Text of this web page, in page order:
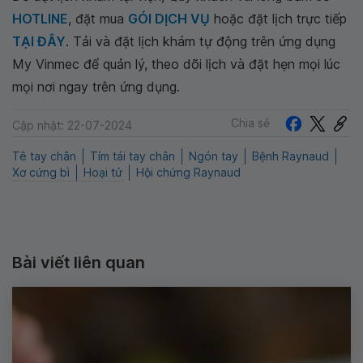
HOTLINE, đặt mua GÓI DỊCH VỤ hoặc đặt lịch trực tiếp
TẠI ĐÂY. Tải và đặt lịch khám tự động trên ứng dụng
My Vinmec để quản lý, theo dõi lịch và đặt hẹn mọi lúc
mọi nơi ngay trên ứng dụng.
Cập nhật: 22-07-2024 Chia sẻ
Tê tay chân Tím tái tay chân Ngón tay
Bệnh Raynaud
Xơ cứng bì
Hoại tử Hội chứng Raynaud
Bài viết liên quan